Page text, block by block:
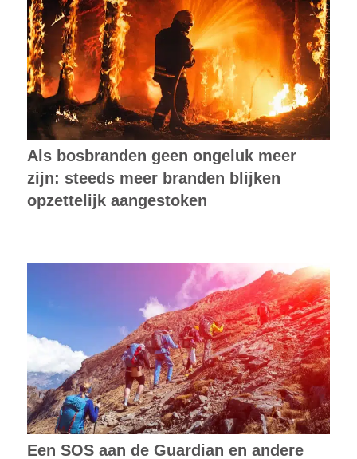
Als bosbranden geen ongeluk meer
zijn: steeds meer branden blijken
opzettelijk aangestoken
Een SOS aan de Guardian en andere